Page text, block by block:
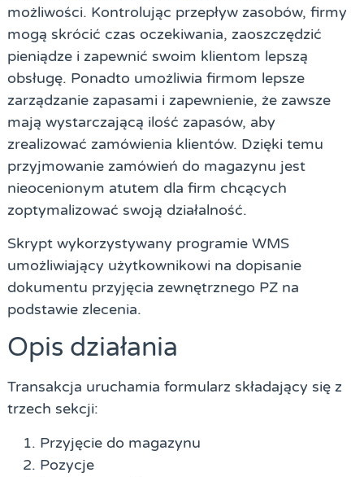
możliwości. Kontrolując przepływ zasobów, firmy
mogą skrócić czas oczekiwania, zaoszczędzić
pieniądze i zapewnić swoim klientom lepszą
obsługę. Ponadto umożliwia firmom lepsze
zarządzanie zapasami i zapewnienie, że zawsze
mają wystarczającą ilość zapasów, aby
zrealizować zamówienia klientów. Dzięki temu
przyjmowanie zamówień do magazynu jest
nieocenionym atutem dla firm chcących
zoptymalizować swoją działalność.
Skrypt wykorzystywany programie WMS
umożliwiający użytkownikowi na dopisanie
dokumentu przyjęcia zewnętrznego PZ na
podstawie zlecenia.
Opis działania
Transakcja uruchamia formularz składający się z
trzech sekcji:
Przyjęcie do magazynu
Pozycje